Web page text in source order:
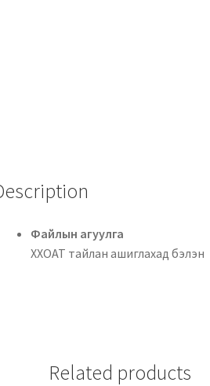
ХХОАТ тайлан ашиглахад бэлэн
Related products